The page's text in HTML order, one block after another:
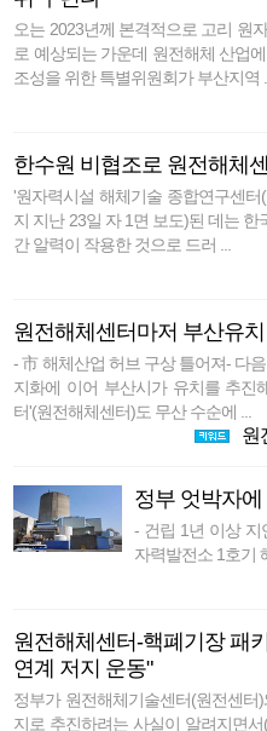
오는 2023년께 본격적으로 고리 원
로 예상되는 가운데 원전해체 산업
조성을 위한 특별위원회가 부산지역 ...
한수원 비협조로 원전해체
'원자력시설 해체기술 종합연구센
지 지난 23일 자 1면 보도)된 데는
간 알력이 작용한 것으로 드러 ...
원전해체센터마저 부산유
- 市 해체산업 허브 구상 틀어져- 다
지화에 이어 부산시가 유치를 추진
터'(원전해체센터)도 무산 수순에 ...
원
정부 엇박자
- 건립 1년 이상 지
자력발전소 1호기
원전해체센터-핵폐기장 패
연계 저지 운동"
정부가 원전해체기술센터(원전센
지로 추진하려는 사실이 알려지면